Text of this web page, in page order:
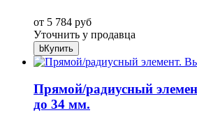
от 5 784 руб
Уточнить у продавца
bКупить
Прямой/радиусный
до 34 мм.